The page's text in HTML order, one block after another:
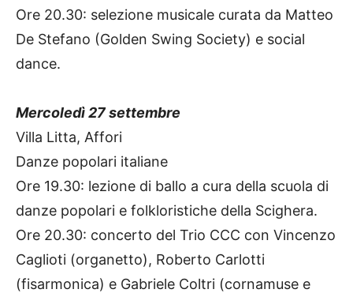
Ore 20.30: selezione musicale curata da Matteo
De Stefano (Golden Swing Society) e social
dance.
Mercoledì 27 settembre
Villa Litta, Affori
Danze popolari italiane
Ore 19.30: lezione di ballo a cura della scuola di
danze popolari e folkloristiche della Scighera.
Ore 20.30: concerto del Trio CCC con Vincenzo
Caglioti (organetto), Roberto Carlotti
(fisarmonica) e Gabriele Coltri (cornamuse e